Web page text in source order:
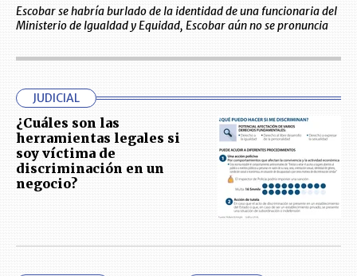
Escobar se habría burlado de la identidad de una funcionaria del
Ministerio de Igualdad y Equidad, Escobar aún no se pronuncia
JUDICIAL
¿Cuáles son las
herramientas legales si
soy víctima de
discriminación en un
negocio?